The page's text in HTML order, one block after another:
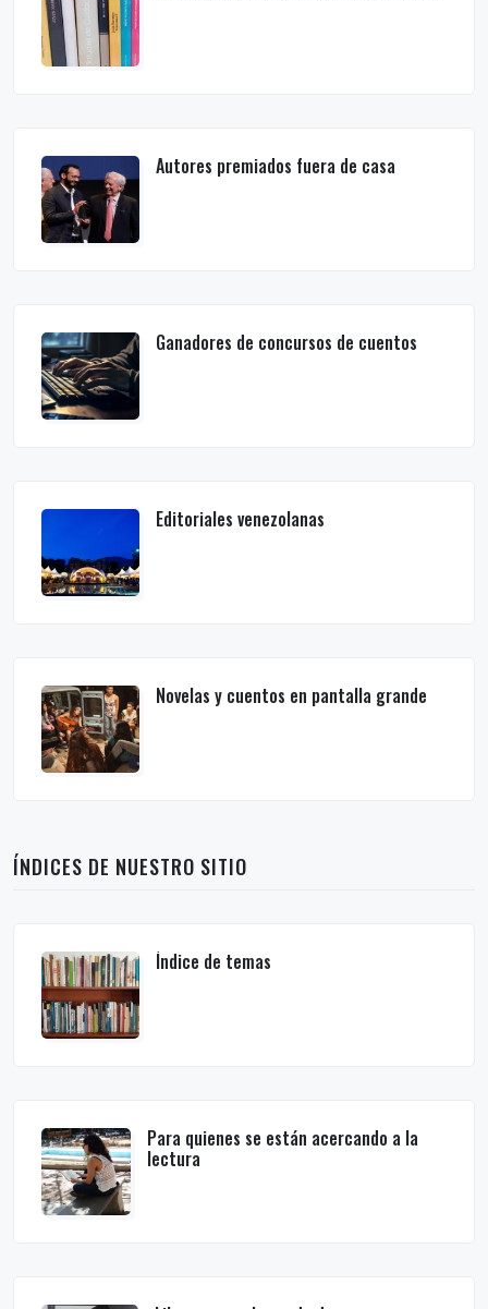
Autores premiados fuera de casa
Ganadores de concursos de cuentos
Editoriales venezolanas
Novelas y cuentos en pantalla grande
ÍNDICES DE NUESTRO SITIO
Índice de temas
Para quienes se están acercando a la
lectura